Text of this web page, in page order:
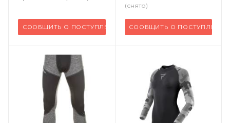
СООБЩИТЬ О ПОСТУПЛЕНИИ
(снято)
СООБЩИТЬ О ПОСТУПЛЕНИИ